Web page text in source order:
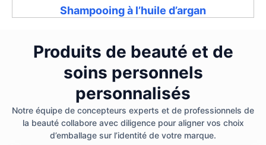
Shampooing à l’huile d’argan
Produits de beauté et de
soins personnels
personnalisés
Notre équipe de concepteurs experts et de professionnels de
la beauté collabore avec diligence pour aligner vos choix
d’emballage sur l’identité de votre marque.